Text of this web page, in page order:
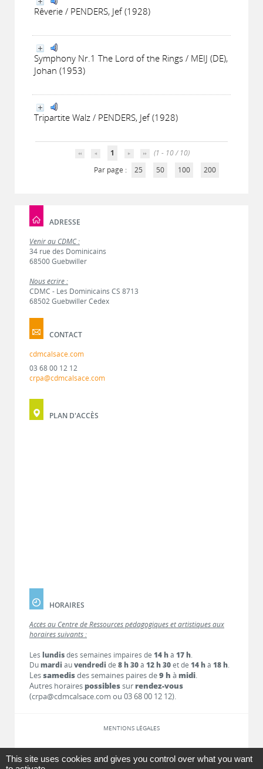
Rêverie / PENDERS, Jef (1928)
Symphony Nr.1 The Lord of the Rings / MEIJ (DE),
Johan (1953)
Tripartite Walz / PENDERS, Jef (1928)
1
(1 - 10 / 10)
Par page :
25 50 100 200
ADRESSE
Venir au CDMC :
34 rue des Dominicains
68500 Guebwiller
Nous écrire :
CDMC - Les Dominicains CS 8713
68502 Guebwiller Cedex
CONTACT
cdmcalsace.com
03 68 00 12 12
crpa@cdmcalsace.com
PLAN D'ACCÈS
HORAIRES
Accès au Centre de Ressources pédagogiques et artistiques aux
horaires suivants :
Les lundisdes semaines impaires de 14 hà 17 h.
Dumardi auvendredi de 8 h 30à 12 h 30et de 14 hà 18 h.
Lessamedisdes semaines paires de9 h à midi.
Autres horaires possiblessur rendez-vous
(crpa@cdmcalsace.com ou 03 68 00 12 12).
MENTIONS LÉGALES
LIENS
This site uses cookies and gives you control over what you want